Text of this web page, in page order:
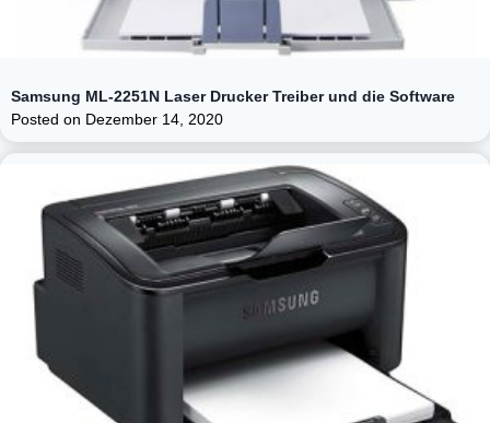
Samsung ML-2251N Laser Drucker Treiber und die Software
Posted on Dezember 14, 2020